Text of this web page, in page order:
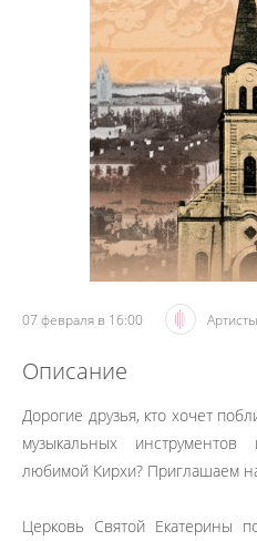
07 февраля в 16:00
Описание
Дорогие друзья, кто хочет
музыкальных
любимой Кирхи? Приглашаем
Церковь Святой Екатерины